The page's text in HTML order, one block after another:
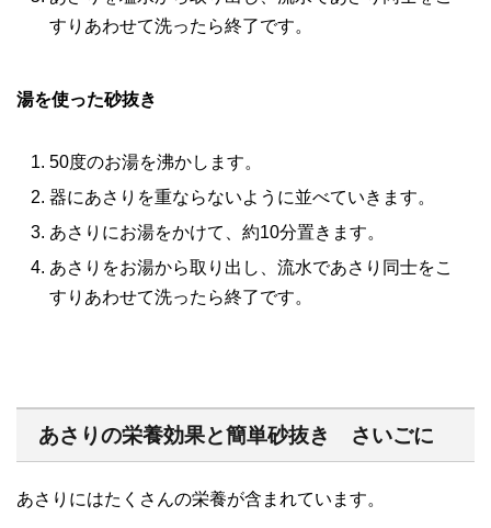
すりあわせて洗ったら終了です。
湯を使った砂抜き
50度のお湯を沸かします。
器にあさりを重ならないように並べていきます。
あさりにお湯をかけて、約10分置きます。
あさりをお湯から取り出し、流水であさり同士をこ
すりあわせて洗ったら終了です。
あさりの栄養効果と簡単砂抜き さいごに
あさりにはたくさんの栄養が含まれています。